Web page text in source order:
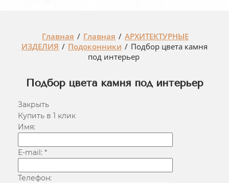
Главная / Главная / АРХИТЕКТУРНЫЕ
ИЗДЕЛИЯ / Подоконники / Подбор цвета камня
под интерьер
Подбор цвета камня под интерьер
Закрыть
Купить в 1 клик
Имя:
E-mail: *
Телефон: